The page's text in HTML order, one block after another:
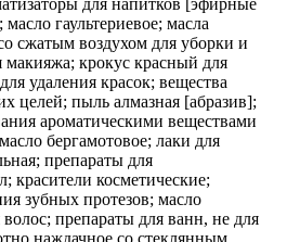
гаультериевое; масла
сжатым воздухом для уборки и
макияжа; крокус красный для
удаления красок; вещества
целей; пыль алмазная [абразив];
ароматическими веществами
бергамотовое; лаки для
препараты для
красители косметические;
зубных протезов; масло
препараты для ванн, не для
наждачное со стеклянным